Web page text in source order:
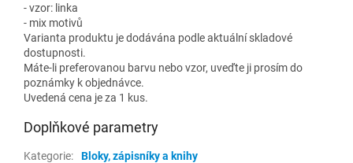
- vzor: linka
- mix motivů
Varianta produktu je dodávána podle aktuální skladové
dostupnosti.
Máte-li preferovanou barvu nebo vzor, uveďte ji prosím do
poznámky k objednávce.
Uvedená cena je za 1 kus.
Doplňkové parametry
Kategorie:
Bloky, zápisníky a knihy